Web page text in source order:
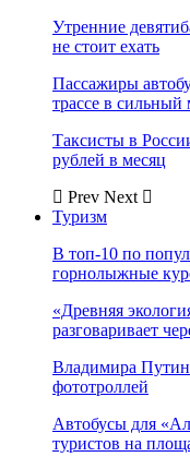
Утренние
не стоит ехать
Пассажиры
трассе в сильный
Таксисты в
рублей в месяц
Prev Next
Туризм
В топ-10 по
горнолыжные
«Древняя
разговаривает
Владимира
фототроллей
Автобусы для
туристов на